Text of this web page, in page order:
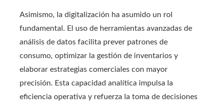
Asimismo, la digitalización ha asumido un rol
fundamental. El uso de herramientas avanzadas de
análisis de datos facilita prever patrones de
consumo, optimizar la gestión de inventarios y
elaborar estrategias comerciales con mayor
precisión. Esta capacidad analítica impulsa la
eficiencia operativa y refuerza la toma de decisiones